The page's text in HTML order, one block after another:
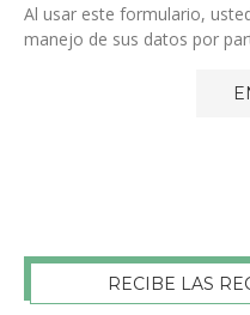
Al usar este formulario,
manejo de sus datos por
RECIBE LAS